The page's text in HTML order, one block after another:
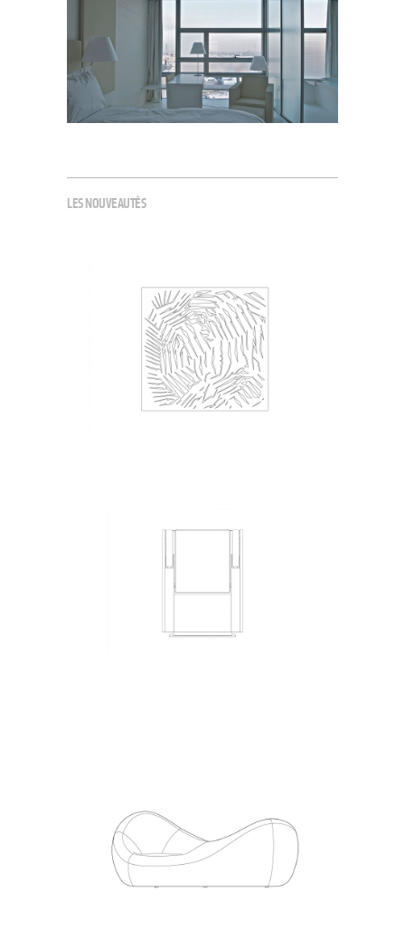
LES NOUVEAUTÉS